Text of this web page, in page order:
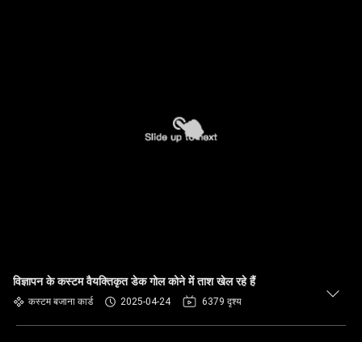
विज्ञापन के कस्टम वैयक्तिकृत डेक गोल कोने में ताश खेल रहे हैं
कस्टम बजाना कार्ड 2025-04-24 6379 दृश्य